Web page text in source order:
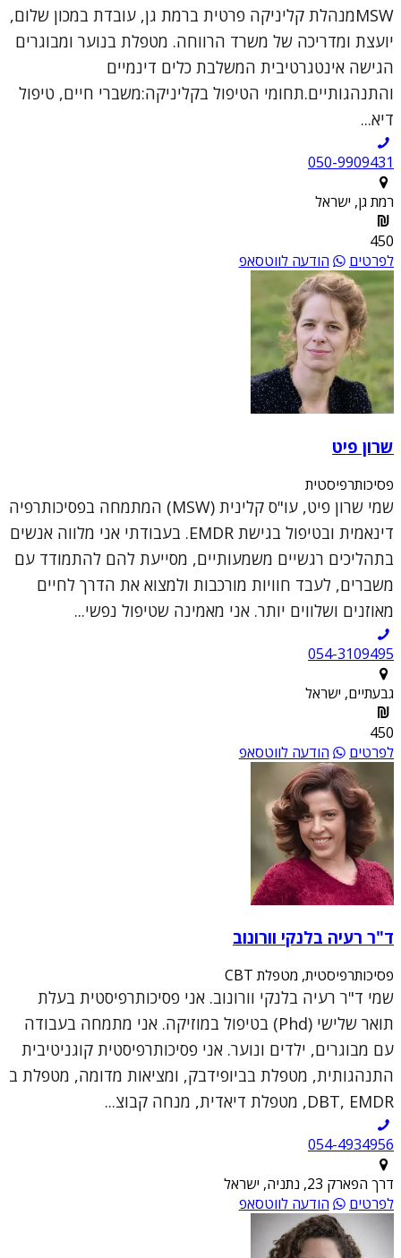
MSWמנהלת קליניקה פרטית ברמת גן, עובדת במכון שלום,
יועצת ומדריכה של משרד הרווחה. מטפלת בנוער ומבוגרים
הגישה אינטגרטיבית המשלבת כלים דינמיים
והתנהגותיים.תחומי הטיפול בקליניקה:משברי חיים, טיפול
דיא...
050-9909431
רמת גן, ישראל
450
לפרטים
הודעה לווטסאפ
שרון פיט
פסיכותרפיסטית
שמי שרון פיט, עו"ס קלינית (MSW) המתמחה בפסיכותרפיה
דינאמית ובטיפול בגישת EMDR. בעבודתי אני מלווה אנשים
בתהליכים רגשיים משמעותיים, מסייעת להם להתמודד עם
משברים, לעבד חוויות מורכבות ולמצוא את הדרך לחיים
מאוזנים ושלווים יותר. אני מאמינה שטיפול נפשי...
054-3109495
גבעתיים, ישראל
450
לפרטים
הודעה לווטסאפ
ד"ר רעיה בלנקי וורונוב
פסיכותרפיסטית, מטפלת CBT
שמי ד"ר רעיה בלנקי וורונוב. אני פסיכותרפיסטית בעלת
תואר שלישי (Phd) בטיפול במוזיקה. אני מתמחה בעבודה
עם מבוגרים, ילדים ונוער. אני פסיכותרפיסטית קוגניטיבית
התנהגותית, מטפלת בביופידבק, ומציאות מדומה, מטפלת ב
DBT, EMDR, מטפלת דיאדית, מנחה קבוצ...
054-4934956
דרך הפארק 23, נתניה, ישראל
לפרטים
הודעה לווטסאפ